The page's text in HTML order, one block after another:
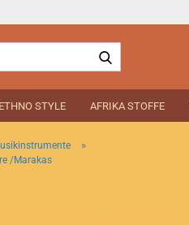
STYLE AFRIKA STOFFE
»
/Marakas